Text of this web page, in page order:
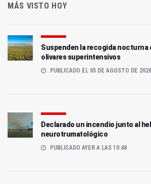
MÁS VISTO HOY
Suspenden la recogida nocturna
olivares superintensivos
PUBLICADO EL 05 DE AGOSTO DE 2026
Declarado un incendio junto al
neurotrumatológico
PUBLICADO AYER A LAS 10:48